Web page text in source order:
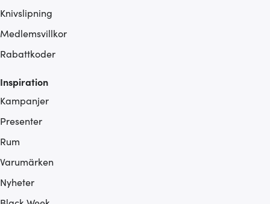
Knivslipning
Medlemsvillkor
Rabattkoder
Inspiration
Kampanjer
Presenter
Rum
Varumärken
Nyheter